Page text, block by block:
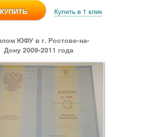
КУПИТЬ Купить в 1 клик
ЮФУ в г. Ростове-на-
Дону 2009-2011 года